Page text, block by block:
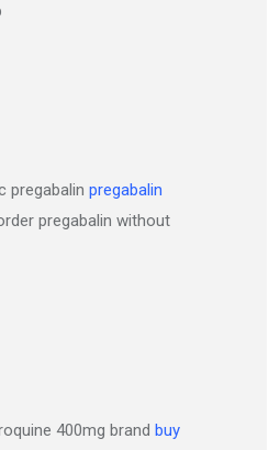
pregabalin pregabalin
pregabalin without
400mg brand buy